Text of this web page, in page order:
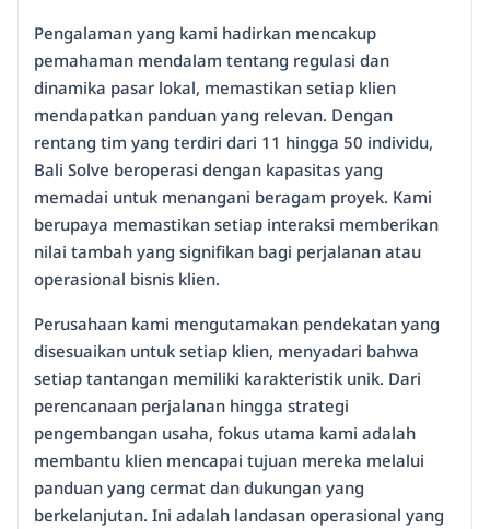
Pengalaman yang kami hadirkan mencakup
pemahaman mendalam tentang regulasi dan
dinamika pasar lokal, memastikan setiap klien
mendapatkan panduan yang relevan. Dengan
rentang tim yang terdiri dari 11 hingga 50 individu,
Bali Solve beroperasi dengan kapasitas yang
memadai untuk menangani beragam proyek. Kami
berupaya memastikan setiap interaksi memberikan
nilai tambah yang signifikan bagi perjalanan atau
operasional bisnis klien.
Perusahaan kami mengutamakan pendekatan yang
disesuaikan untuk setiap klien, menyadari bahwa
setiap tantangan memiliki karakteristik unik. Dari
perencanaan perjalanan hingga strategi
pengembangan usaha, fokus utama kami adalah
membantu klien mencapai tujuan mereka melalui
panduan yang cermat dan dukungan yang
berkelanjutan. Ini adalah landasan operasional yang